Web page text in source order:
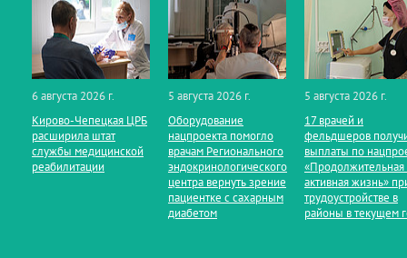
6 августа 2026 г.
Кирово‑Чепецкая ЦРБ
расширила штат
службы медицинской
реабилитации
5 августа 2026 г.
Оборудование
нацпроекта помогло
врачам Регионального
эндокринологического
центра вернуть зрение
пациентке с сахарным
диабетом
5 августа 2026 г.
17 врачей и
фельдшеров
выплаты по
«Продолжительная
активная жизнь»
трудоустройстве в
районы в текущем